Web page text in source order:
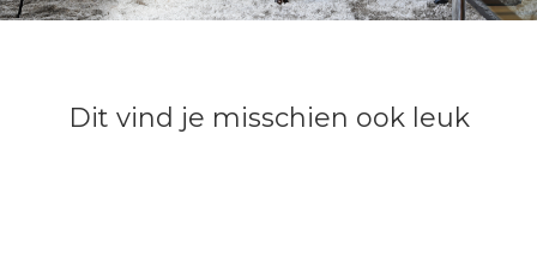
Dit vind je misschien ook leuk